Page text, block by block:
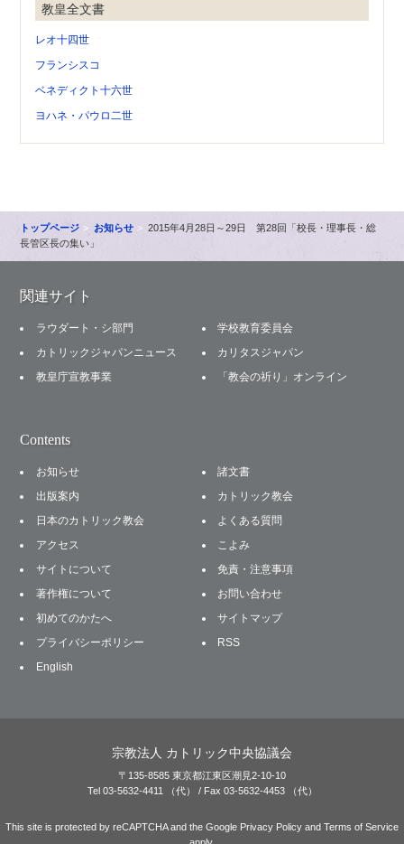
教皇全文書
レオ十四世
フランシスコ
ベネディクト十六世
ヨハネ・パウロ二世
トップページ お知らせ
2015年4月28日～29日 第28回「校長・理事長・総
長管区長の集い」
関連サイト
ラウダート・シ部門
学校教育委員会
カトリックジャパンニュース
カリタスジャパン
教皇庁宣教事業
「教会の祈り」オンライン
Contents
お知らせ
諸文書
出版案内
カトリック教会
日本のカトリック教会
よくある質問
アクセス
こよみ
サイトについて
免責・注意事項
著作権について
お問い合わせ
初めてのかたへ
サイトマップ
プライバシーポリシー
RSS
English
宗教法人 カトリック中央協議会
〒135-8585 東京都江東区潮見2-10-10
Tel 03-5632-4411 （代） / Fax 03-5632-4453 （代）
This site is protected by reCAPTCHA and the Google Privacy Policy and Terms of Service
apply.